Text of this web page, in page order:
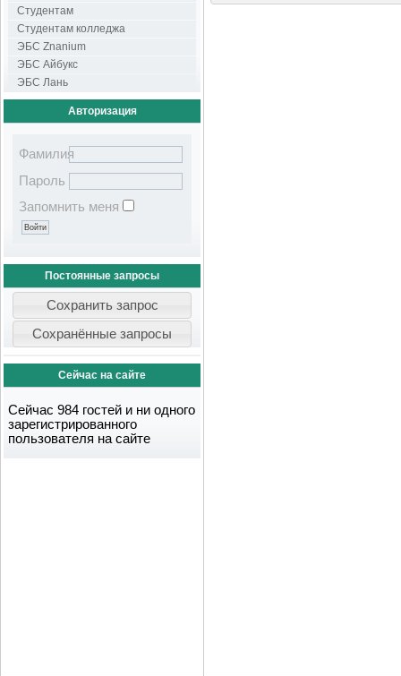
Студентам
Студентам колледжа
ЭБС Znanium
ЭБС Айбукс
ЭБС Лань
Авторизация
Фамилия
Пароль
Запомнить меня
Постоянные запросы
Сейчас на сайте
Сейчас 984 гостей и ни одного
зарегистрированного
пользователя на сайте